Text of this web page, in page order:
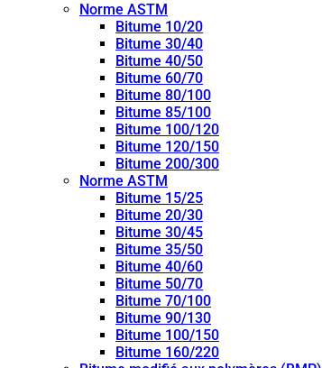
Norme ASTM
Bitume 10/20
Bitume 30/40
Bitume 40/50
Bitume 60/70
Bitume 80/100
Bitume 85/100
Bitume 100/120
Bitume 120/150
Bitume 200/300
Norme ASTM
Bitume 15/25
Bitume 20/30
Bitume 30/45
Bitume 35/50
Bitume 40/60
Bitume 50/70
Bitume 70/100
Bitume 90/130
Bitume 100/150
Bitume 160/220